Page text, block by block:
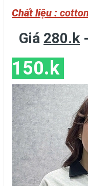
Chất liệu :
Giá 280.k
150.k